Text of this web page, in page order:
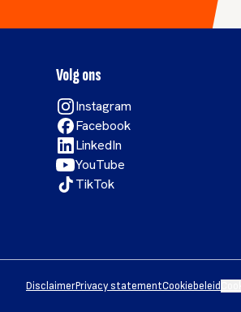
Volg ons
Instagram
Facebook
LinkedIn
YouTube
TikTok
DisclaimerPrivacy statementCookiebeleid